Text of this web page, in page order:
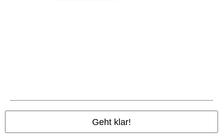
Geht klar!
© 1986-2026 E.M.P. Merchandising HGmbH